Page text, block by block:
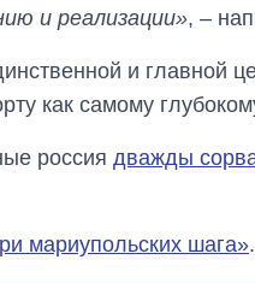
и реализации», –
и главной
как самому
россия дважды
мариупольских шага».